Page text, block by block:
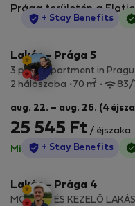
Prága területén a
StayProtection
+ Stay Benefits
Lakás - Prága 5
3 piece apartment in
2 hálószoba
70 m2 83/
aug. 22. – aug. 26. (4
25 545 Ft / éjszaka
Minden díj benne van·
StayProtection
+ Stay Benefits
Lakás - Prága 4
MODERN ÉS KEZELŐ